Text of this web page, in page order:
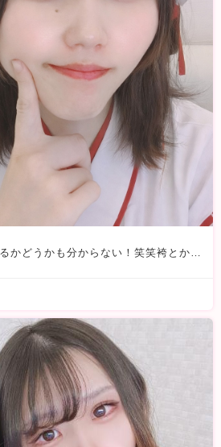
巫女さんなんか似合ってるかどうかも分からない！笑笑袴とか和服とか着物とか成人式以来！笑笑私は専門学校も卒業式実習着だったので新鮮だったな笑笑ブログコンテストたくさんのいいね待ってます